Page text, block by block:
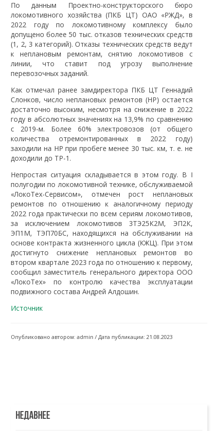
По данным Проектно-конструкторского бюро
локомотивного хозяйства (ПКБ ЦТ) ОАО «РЖД», в
2022 году по локомотивному комплексу было
допущено более 50 тыс. отказов технических средств
(1, 2, 3 категорий). Отказы технических средств ведут
к неплановым ремонтам, снятию локомотивов с
линии, что ставит под угрозу выполнение
перевозочных заданий.
Как отмечал ранее замдиректора ПКБ ЦТ Геннадий
Слонков, число неплановых ремонтов (НР) остается
достаточно высоким, несмотря на снижение в 2022
году в абсолютных значениях на 13,9% по сравнению
с 2019-м. Более 60% электровозов (от общего
количества отремонтированных в 2022 году)
заходили на НР при пробеге менее 30 тыс. км, т. е. не
доходили до ТР-1.
Непростая ситуация складывается в этом году. В I
полугодии по локомотивной технике, обслуживаемой
«ЛокоТех-Сервисом», отмечен рост неплановых
ремонтов по отношению к аналогичному периоду
2022 года практически по всем сериям локомотивов,
за исключением локомотивов 3ТЭ25К2М, ЭП2К,
ЭП1М, ТЭП70БС, находящихся на обслуживании на
основе контракта жизненного цикла (КЖЦ). При этом
достигнуто снижение неплановых ремонтов во
втором квартале 2023 года по отношению к первому,
сообщил заместитель генерального директора ООО
«ЛокоТех» по контролю качества эксплуатации
подвижного состава Андрей Алдошин.
Источник
Опубликовано автором: admin / Дата публикации: 21.08.2023
НЕДАВНЕЕ